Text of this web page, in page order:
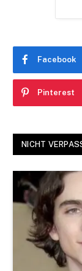
Facebook
Pinterest
NICHT